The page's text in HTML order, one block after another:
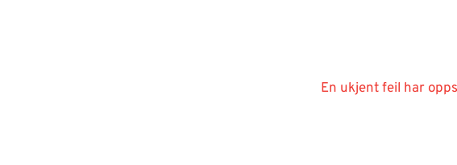
En ukjent feil har